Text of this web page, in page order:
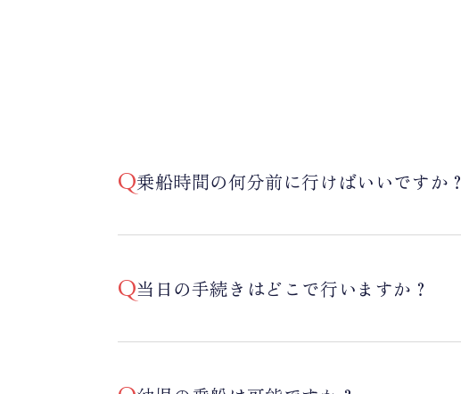
乗船時間の何分前に行けばいいですか？
当日の手続きはどこで行いますか？